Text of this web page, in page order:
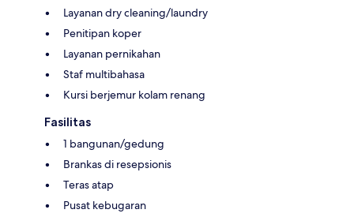
Layanan dry cleaning/laundry
Penitipan koper
Layanan pernikahan
Staf multibahasa
Kursi berjemur kolam renang
Fasilitas
1 bangunan/gedung
Brankas di resepsionis
Teras atap
Pusat kebugaran